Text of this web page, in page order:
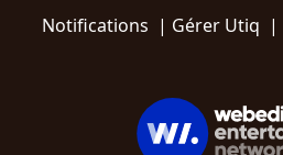
Notifications | Gérer Utiq |